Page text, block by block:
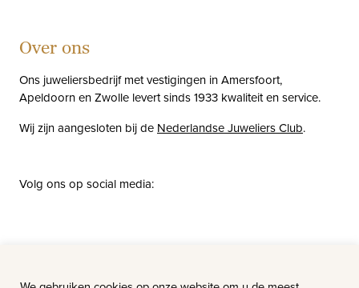
Over ons
Ons juweliersbedrijf met vestigingen in Amersfoort,
Apeldoorn en Zwolle levert sinds 1933 kwaliteit en service.
Wij zijn aangesloten bij de Nederlandse Juweliers Club.
Volg ons op social media:
Vacatures